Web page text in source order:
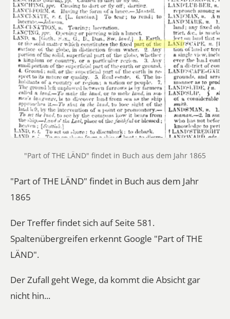
"Part of THE LÄND" findet in Buch aus dem Jahr 1865
"Part of THE LÄND" findet in Buch aus dem Jahr
1865
DerTrefferfindet sich auf Seite 581.
Spaltenübergreifen erkennt Google "Part of THE
LÄND".
Der Zufall geht Wege, da kommt die Absicht gar
nicht hin...